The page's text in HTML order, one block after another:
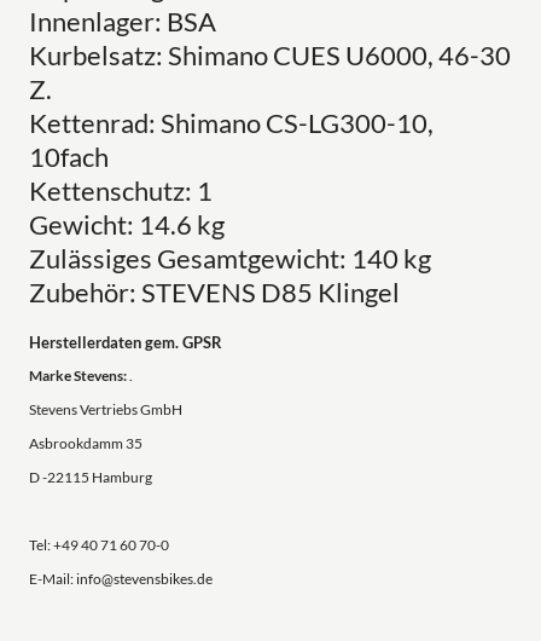
Innenlager: BSA
Kurbelsatz: Shimano CUES U6000, 46-30
Z.
Kettenrad: Shimano CS-LG300-10,
10fach
Kettenschutz: 1
Gewicht: 14.6 kg
Zulässiges Gesamtgewicht: 140 kg
Zubehör: STEVENS D85 Klingel
Herstellerdaten gem. GPSR
Marke Stevens:.
Stevens Vertriebs GmbH
Asbrookdamm 35
D -22115 Hamburg
Tel: +49 40 71 60 70-0
E-Mail: info@stevensbikes.de